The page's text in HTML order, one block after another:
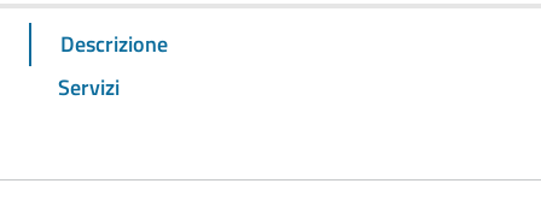
Descrizione
Servizi